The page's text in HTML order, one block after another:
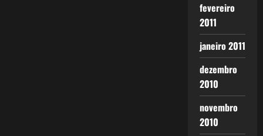
fevereiro
2011
janeiro 2011
dezembro
2010
novembro
2010